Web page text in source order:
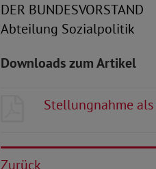
DER BUNDESVORSTAND
Abteilung Sozialpolitik
Downloads zum Artikel
Stellungnahme
Zurück